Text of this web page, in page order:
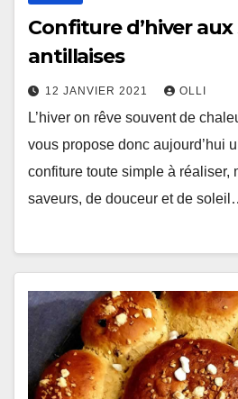
Confiture d’hiver aux
antillaises
12 JANVIER 2021 OLLI
L’hiver on rêve souvent de
vous propose donc aujourd’hui
confiture toute simple à réaliser,
saveurs, de douceur et de